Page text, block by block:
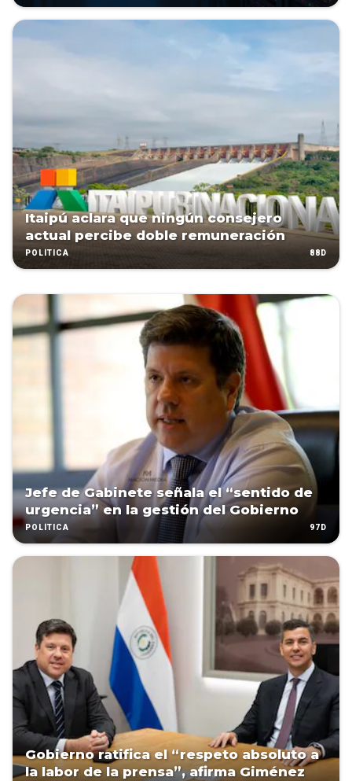
Itaipú aclara que ningún consejero
actual percibe doble remuneración
POLÍTICA 88D
Jefe de Gabinete señala el “sentido de
urgencia” en la gestión del Gobierno
POLÍTICA 97D
Gobierno ratifica el “respeto absoluto a
la labor de la prensa”, afirma Giménez